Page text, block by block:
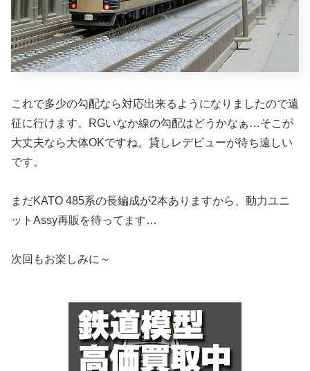
これで多少の勾配なら対応出来るようになりましたので遠
征に行けます。RGいなか線の勾配はどうかなぁ…そこが
大丈夫なら大体OKですね。貸しレデビューが待ち遠しい
です。
まだKATO 485系の長編成が2本ありますから、動力ユニ
ットAssy再販を待ってます…
次回もお楽しみに～